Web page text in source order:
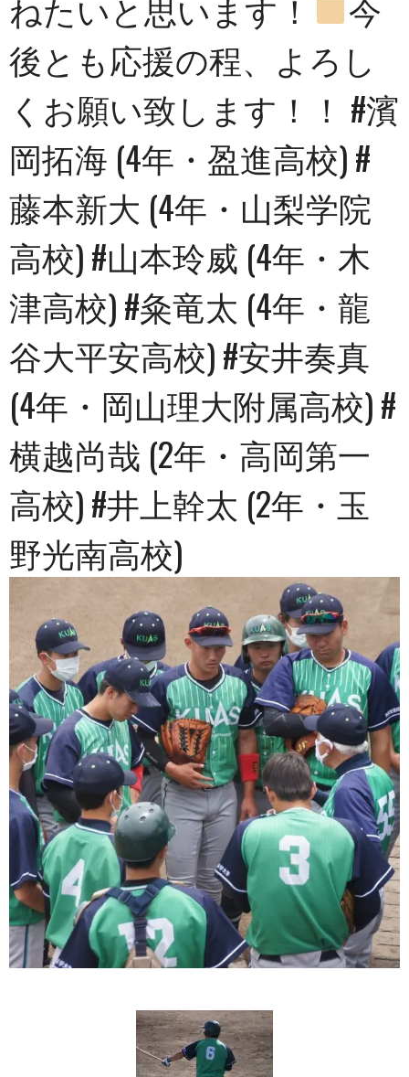
後とも応援の程、よろし
くお願い致します！！ #濱
岡拓海 (4年・盈進高校) #
藤本新大 (4年・山梨学院
高校) #山本玲威 (4年・木
津高校) #粂竜太 (4年・龍
谷大平安高校) #安井奏真
(4年・岡山理大附属高校) #
横越尚哉 (2年・高岡第一
高校) #井上幹太 (2年・玉
野光南高校)